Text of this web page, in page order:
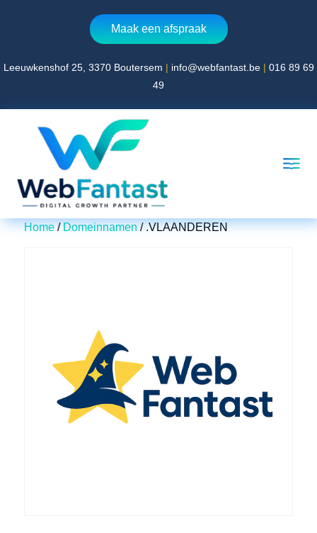
Maak een afspraak
Leeuwkenshof 25, 3370 Boutersem | info@webfantast.be| 016 89 69
49
Website laten maken
360° virtual tour laten maken
Contact
016 89 69 49
info@webfantast.be
Home/Domeinnamen/ .VLAANDEREN